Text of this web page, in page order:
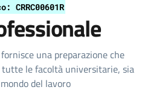
CRRC00601R
struttura
una preparazione che
tutte le facoltà universitarie, sia
del lavoro